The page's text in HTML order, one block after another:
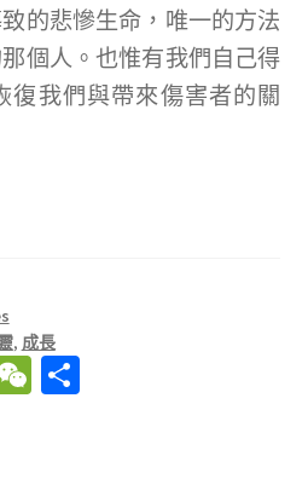
的悲慘生命，唯一的方法
個人。也惟有我們自己得
復我們與帶來傷害者的關
, 成長
W 分